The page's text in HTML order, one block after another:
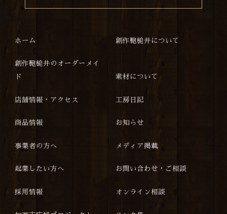
ホーム 創作鞄槌井について
創作鞄槌井のオーダーメイ
ド
素材について
店舗情報・アクセス 工房日記
商品情報 お知らせ
事業者の方へ メディア掲載
起業したい方へ お問い合わせ・ご相談
採用情報 オンライン相談